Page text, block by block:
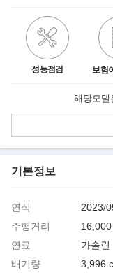
성능점검 보험
해당모델
기본정보
연식
2023/
주행거리
연료
가솔린
배기량
3,996